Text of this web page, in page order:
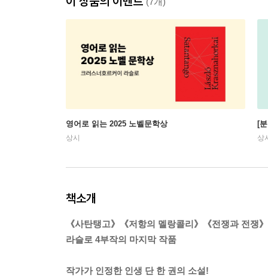
영어로 읽는 2025 노벨문학상
상시
[
상
책소개
《사탄탱고》《저항의 멜랑콜리》《전쟁과 전쟁
라슬로 4부작의 마지막 작품
작가가 인정한 인생 단 한 권의 소설!